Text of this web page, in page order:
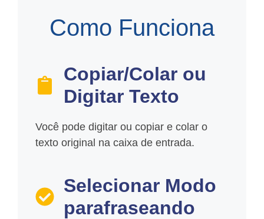
Como Funciona
Copiar/Colar ou
Digitar Texto
Você pode digitar ou copiar e colar o
texto original na caixa de entrada.
Selecionar Modo
parafraseando